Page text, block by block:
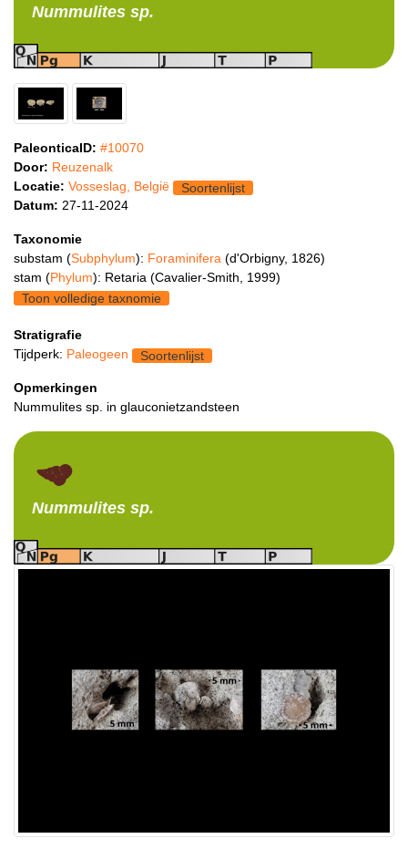
Nummulites sp.
PaleonticaID: #10070
Door: Reuzenalk
Locatie: Vosseslag, België
Soortenlijst
Datum: 27-11-2024
Taxonomie
substam (Subphylum): Foraminifera (d'Orbigny, 1826)
stam (Phylum): Retaria (Cavalier-Smith, 1999)
Toon volledige taxnomie
Stratigrafie
Tijdperk: Paleogeen Soortenlijst
Opmerkingen
Nummulites sp. in glauconietzandsteen
Nummulites sp.